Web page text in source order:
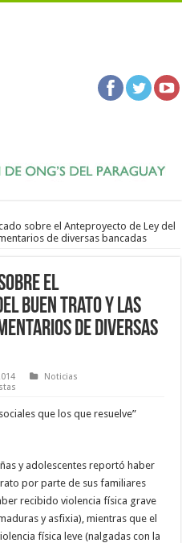
sobre el Anteproyecto de Ley del
de diversas bancadas
sobre el
Buen Trato y las
de diversas
Noticias
que los que resuelve”
y adolescentes reportó haber
por parte de sus familiares
recibido violencia física grave
y asfixia), mientras que el
física leve (nalgadas con la